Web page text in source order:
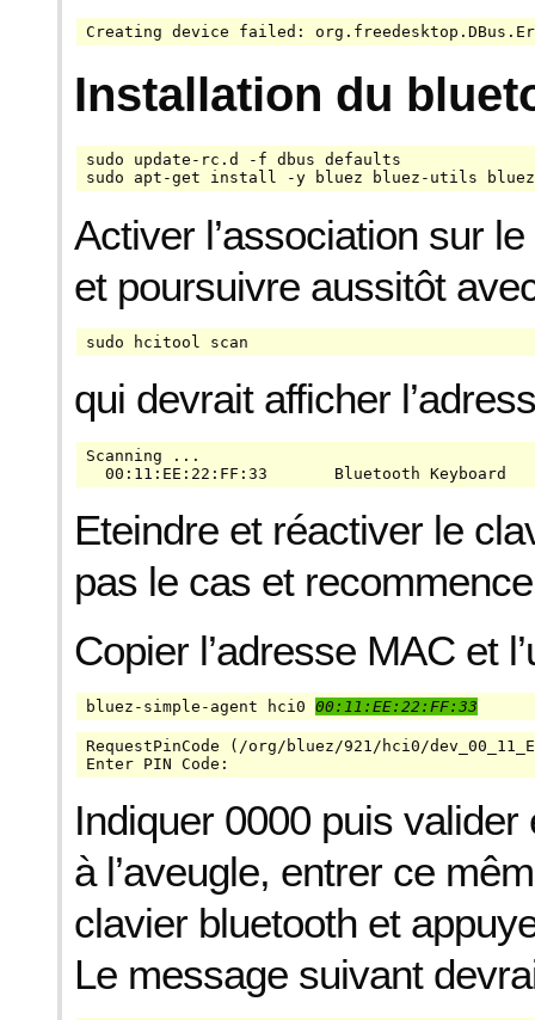
Creating device failed:
Installation du
sudo update-rc.d -f dbus defaults
sudo apt-get install -y bluez bluez-utils bluez-
Activer l’association sur
et poursuivre aussitôt
sudo hcitool scan
qui devrait afficher
Scanning ...
  00:11:EE:22:FF:33       Bluetooth Keyboard
Eteindre et réactiver le
pas le cas et
Copier l’adresse MAC et
bluez-simple-agent hci0 00:11:EE:22:FF:33
RequestPinCode (/org/bluez/921/hci0/
Enter PIN Code:
Indiquer 0000 puis
à l’aveugle, entrer ce
clavier bluetooth et
Le message suivant